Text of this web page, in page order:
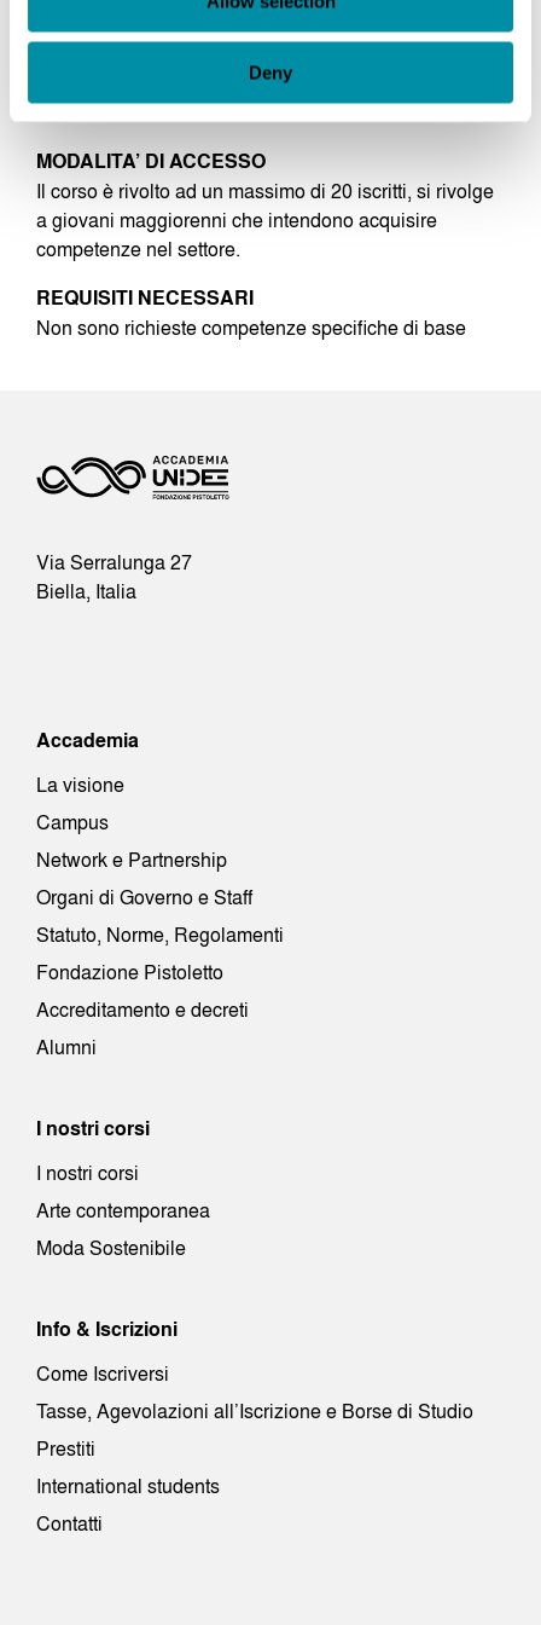
Deny
Fashion Designattraverso alcune delle materie più
materiali, la sartoria, il disegno e la modellistica legati
al mondo della moda.
MODALITA’ DI ACCESSO
Il corso è rivolto ad un massimo di 20 iscritti, si rivolge
a giovani maggiorenni che intendono acquisire
competenze nel settore.
REQUISITI NECESSARI
Non sono richieste competenze specifiche di base
Via Serralunga 27
Biella, Italia
Accademia
La visione
Campus
Network e Partnership
Organi di Governo e Staff
Statuto, Norme, Regolamenti
Fondazione Pistoletto
Accreditamento e decreti
Alumni
I nostri corsi
I nostri corsi
Arte contemporanea
Moda Sostenibile
Info & Iscrizioni
Come Iscriversi
Tasse, Agevolazioni all’Iscrizione e Borse di Studio
Prestiti
International students
Contatti